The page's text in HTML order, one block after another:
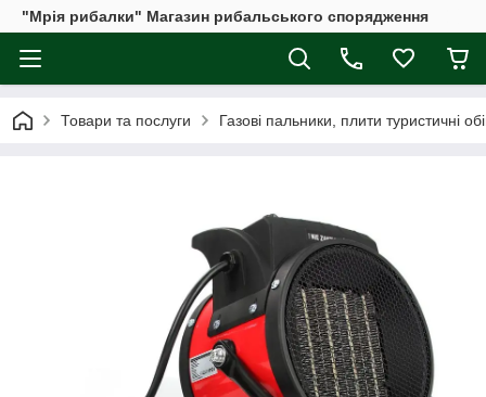
"Мрія рибалки" Магазин рибальського спорядження
Товари та послуги Газові пальники, плити туристичні